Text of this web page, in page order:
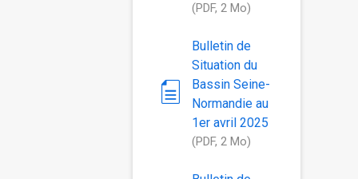
(PDF, 2 Mo)
Bulletin de
Situation du
Bassin Seine-
Normandie au
1er avril 2025
(PDF, 2 Mo)